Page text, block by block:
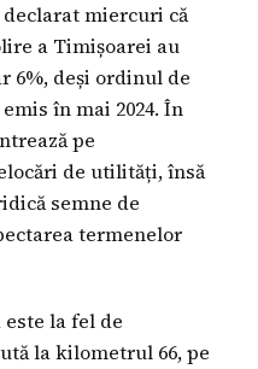
declarat miercuri că
a Timișoarei au
6%, deși ordinul de
în mai 2024. În
pe
de utilități, însă
semne de
termenelor
la fel de
la kilometrul 66, pe